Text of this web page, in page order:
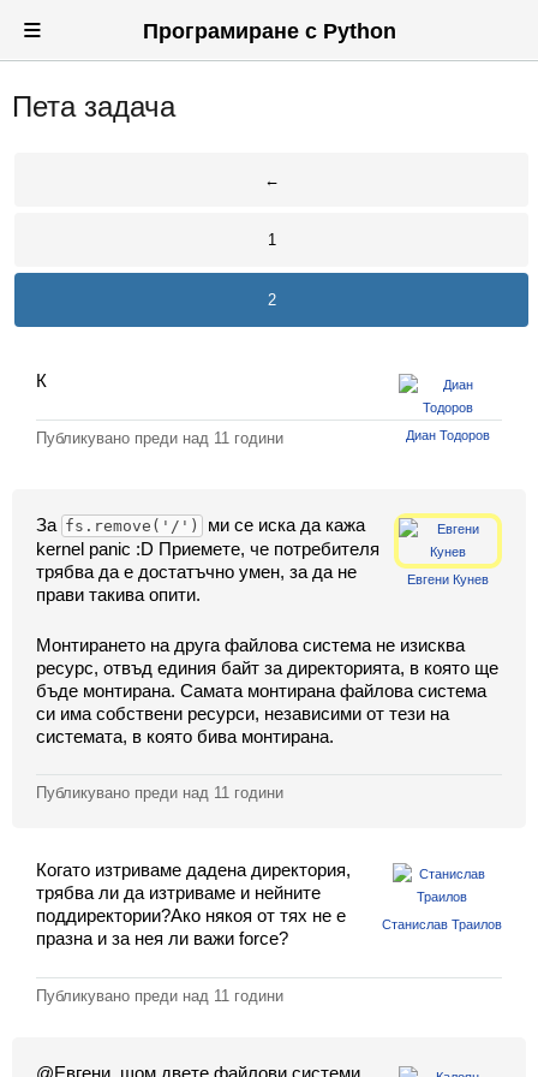
Вход
Форуми
Класация
Екип
≡ Програмиране с Python
Пета задача
←
1
2
Диан Тодоров
К
Публикувано преди над 11 години
Евгени Кунев
За fs.remove('/')
ми се иска да кажа
kernel panic :D Приемете, че потребителя
трябва да е достатъчно умен, за да не
прави такива опити.
Монтирането на друга файлова система не изисква
ресурс, отвъд единия байт за директорията, в която ще
бъде монтирана. Самата монтирана файлова система
си има собствени ресурси, независими от тези на
системата, в която бива монтирана.
Публикувано преди над 11 години
Станислав Траилов
Когато изтриваме дадена директория,
трябва ли да изтриваме и нейните
поддиректории?Ако някоя от тях не е
празна и за нея ли важи force?
Публикувано преди над 11 години
@Eвгени, щом двете файлови системи